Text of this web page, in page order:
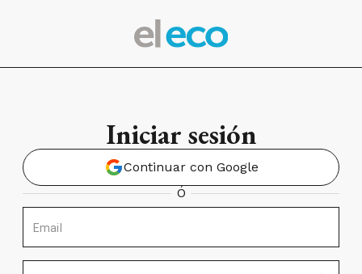
Iniciar sesión
Continuar con Google
Ó
Email